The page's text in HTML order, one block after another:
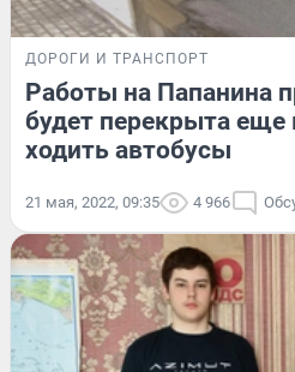
ДОРОГИ И ТРАНСПОРТ
Работы на Папанина
будет перекрыта еще
ходить автобусы
21 мая, 2022, 09:35 4 966